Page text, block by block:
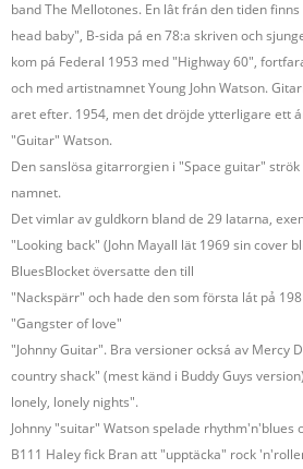
band The Mellotones. En lât frán den tiden
head baby", B-sida pá en 78:a skriven och
kom pá Federal 1953 med "Highway 60",
och med artistnamnet Young John Watson.
aret efter. 1954, men det dröjde ytterligare ett
"Guitar" Watson.
Den sanslösa gitarrorgien i "Space guitar"
namnet.
Det vimlar av guldkorn bland de 29 latarna,
"Looking back" (John Mayall lät 1969 sin cover
BluesBlocket översatte den till
"Nackspärr" och hade den som första lát pả
"Gangster of love"
"Johnny Guitar". Bra versioner ocksá av Mercy
country shack" (mest känd i Buddy Guys
lonely, lonely nights".
Johnny "suitar" Watson spelade rhythm'n'blues
B111 Haley fick Bran att "upptäcka" rock